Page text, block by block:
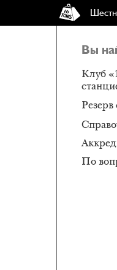
Вы
Клуб
По